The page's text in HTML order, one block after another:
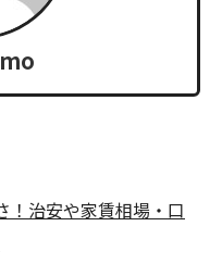
！治安や家賃相場・口